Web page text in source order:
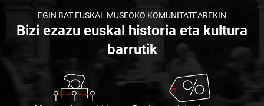
EGIN BAT EUSKAL MUSEOKO KOMUNITATEAREKIN
Bizi ezazu euskal historia eta kultura
barrutik